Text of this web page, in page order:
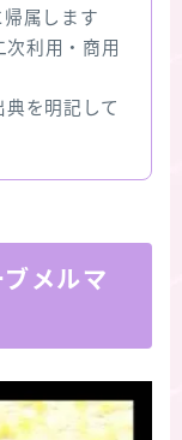
属します
利用・商用
を明記して
ブメルマ